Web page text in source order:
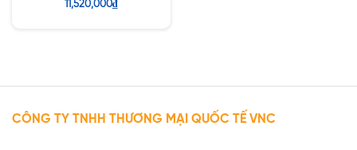
Được xếp
11,520,000₫
CÔNG TY TNHH THƯƠNG MẠI QUỐC TẾ VNC